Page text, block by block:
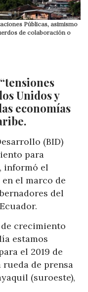
Públicas, asimismo
de colaboración o
Unidos y
economías
(BID)
para
informó el
el marco de
del
de crecimiento
estamos
el 2019 de
rueda de prensa
(suroeste),